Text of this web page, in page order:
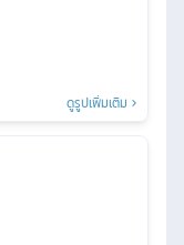
ดูรูปเพิ่มเติม